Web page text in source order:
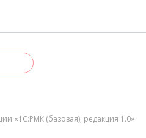
«1С:РМК (базовая), редакция 1.0»